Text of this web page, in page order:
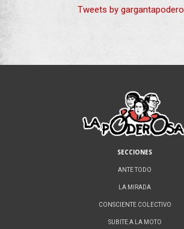
Tweets by gargantapodero
SECCIONES
ANTE TODO
LA MIRADA
CONSCIENTE COLECTIVO
SUBITE A LA MOTO